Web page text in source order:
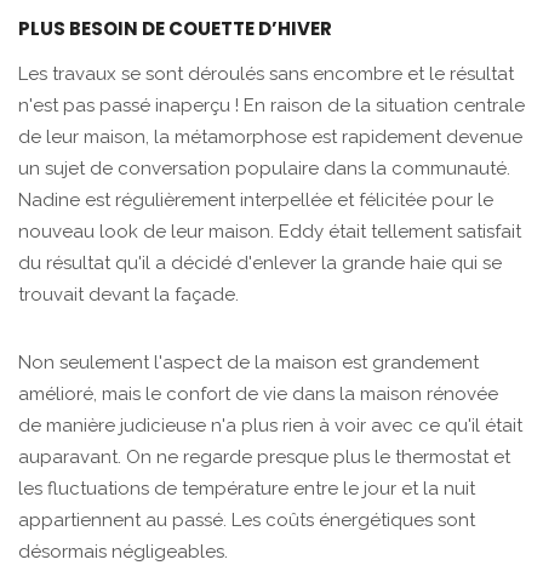
PLUS BESOIN DE COUETTE D’HIVER
Les travaux se sont déroulés sans encombre et le résultat
n'est pas passé inaperçu ! En raison de la situation centrale
de leur maison, la métamorphose est rapidement devenue
un sujet de conversation populaire dans la communauté.
Nadine est régulièrement interpellée et félicitée pour le
nouveau look de leur maison. Eddy était tellement satisfait
du résultat qu'il a décidé d'enlever la grande haie qui se
trouvait devant la façade.
Non seulement l'aspect de la maison est grandement
amélioré, mais le confort de vie dans la maison rénovée
de manière judicieuse n'a plus rien à voir avec ce qu'il était
auparavant. On ne regarde presque plus le thermostat et
les fluctuations de température entre le jour et la nuit
appartiennent au passé. Les coûts énergétiques sont
désormais négligeables.